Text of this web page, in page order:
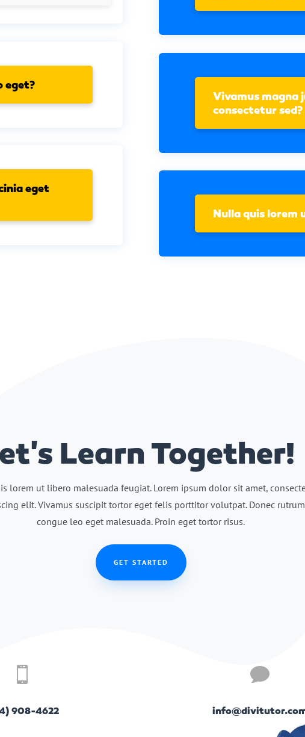
eget?
eget
Vivamus magna
consectetur sed?
Nulla quis lorem
Learn Together!
lorem ut libero malesuada feugiat. Lorem ipsum dolor sit amet,
elit. Vivamus suscipit tortor eget felis porttitor volutpat. Donec rutrum
congue leo eget malesuada. Proin eget tortor risus.
GET STARTED

908-4622
